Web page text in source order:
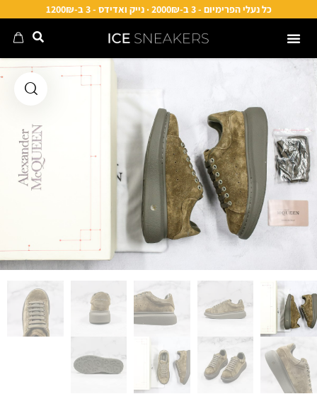
כל נעלי הפרימיום - 3 ב-2000₪ · נייק ואדידס - 3 ב-1200₪